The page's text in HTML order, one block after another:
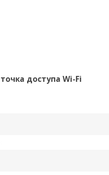
доступа Wi-Fi